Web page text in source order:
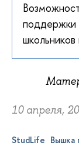
поддержки
10 апреля,
StudLife Вышка